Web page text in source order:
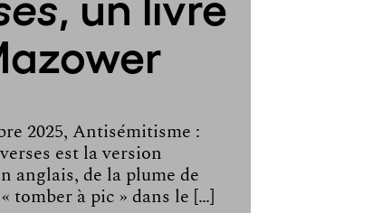
2025, Antisémitisme :
est la version
anglais, de la plume de
tomber à pic » dans le […]